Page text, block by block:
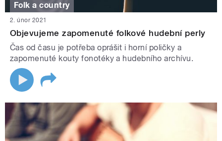
Folk a country
2. únor 2021
Objevujeme zapomenuté folkové hudební perly
Čas od času je potřeba oprášit i horní poličky a
zapomenuté kouty fonotéky a hudebního archívu.